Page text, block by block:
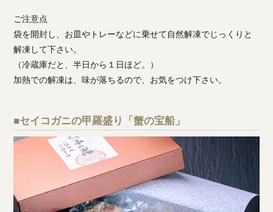
ご注意点
袋を開封し、お皿やトレーなどに乗せて自然解凍でじっくりと
解凍して下さい。
（冷蔵庫だと、半日から１日ほど。）
加熱での解凍は、味が落ちるので、お気をつけ下さい。
■セイコガニの甲羅盛り「蟹の宝船」